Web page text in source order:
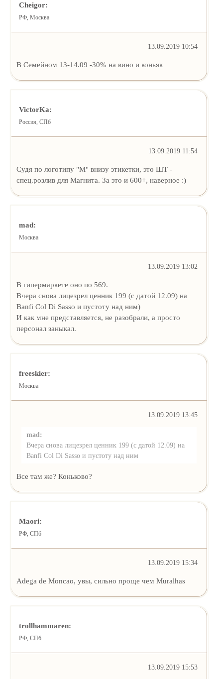
Cheigor:
РФ, Москва
13.09.2019 10:54
В Семейном 13-14.09 -30% на вино и коньяк
VictorKa:
Россия, СПб
13.09.2019 11:54
Судя по логотипу "М" внизу этикетки, это ШТ -
спец.розлив для Магнита. За это и 600+, наверное :)
mad:
Москва
13.09.2019 13:02
В гипермаркете оно по 569.
Вчера снова лицезрел ценник 199 (с датой 12.09) на
Banfi Col Di Sasso и пустоту над ним)
И как мне представляется, не разобрали, а просто
персонал заныкал.
freeskier:
Москва
13.09.2019 13:45
mad:
Вчера снова лицезрел ценник 199 (с датой 12.09) на
Banfi Col Di Sasso и пустоту над ним
Все там же? Коньково?
Maori:
РФ, СПб
13.09.2019 15:34
Adega de Moncao, увы, сильно проще чем Muralhas
trollhammaren:
РФ, СПб
13.09.2019 15:53